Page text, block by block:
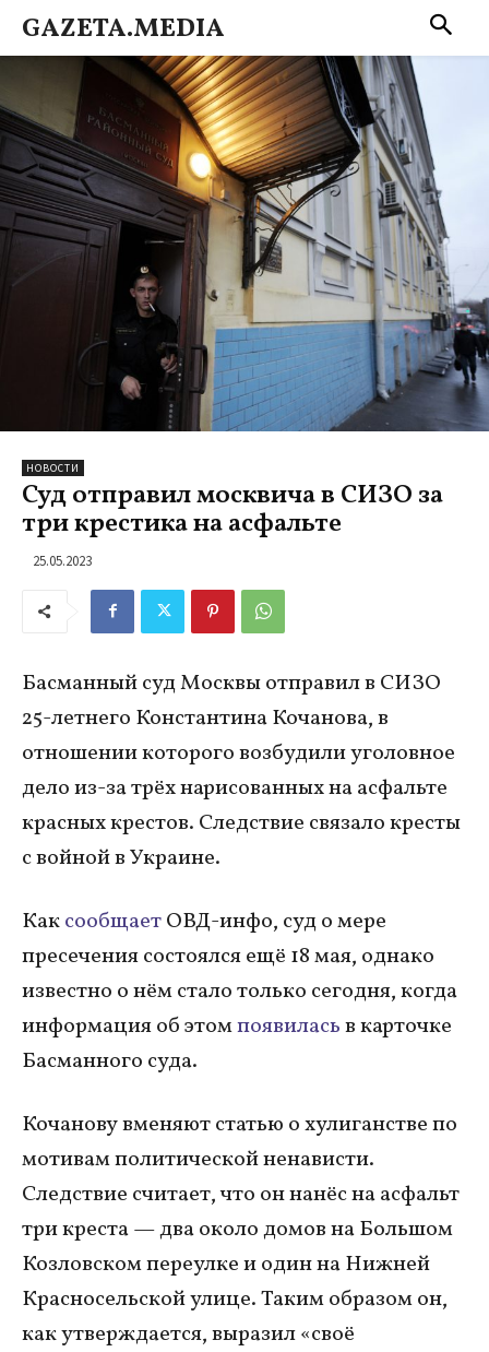
GAZETA.MEDIA
НОВОСТИ
Суд отправил москвича в СИЗО за
три крестика на асфальте
25.05.2023
Басманный суд Москвы отправил в СИЗО
25-летнего Константина Кочанова, в
отношении которого возбудили уголовное
дело из-за трёх нарисованных на асфальте
красных крестов. Следствие связало кресты
с войной в Украине.
КаксообщаетОВД-инфо, суд о мере
пресечения состоялся ещё 18 мая, однако
известно о нём стало только сегодня, когда
информация об этомпоявиласьв карточке
Басманного суда.
Кочанову вменяют статью о хулиганстве по
мотивам политической ненависти.
Следствие считает, что он нанёс на асфальт
три креста — два около домов на Большом
Козловском переулке и один на Нижней
Красносельской улице. Таким образом он,
как утверждается, выразил «своё